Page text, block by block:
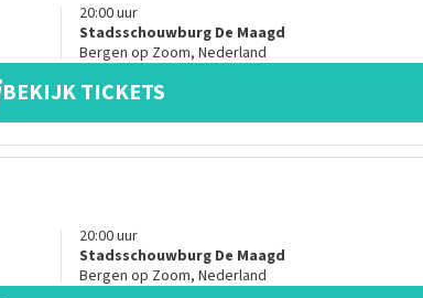
20:00uur
Stadsschouwburg De Maagd
Bergen op Zoom, Nederland
BEKIJK TICKETS
20:00uur
Stadsschouwburg De Maagd
Bergen op Zoom, Nederland